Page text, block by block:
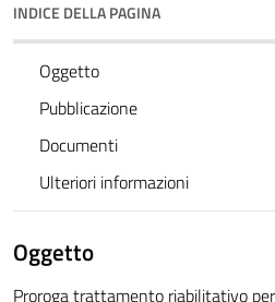
INDICE DELLA PAGINA
Oggetto
Pubblicazione
Documenti
Ulteriori informazioni
Oggetto
Proroga trattamento riabilitativo